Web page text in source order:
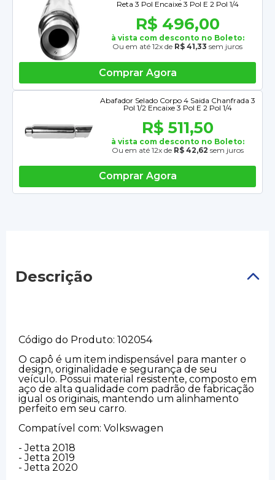
Reta 3 Pol Encaixe 3 Pol E 2 Pol 1/4
R$ 496,00
à vista com desconto no Boleto:
Ou em até 12x de R$ 41,33 sem juros
Comprar Agora
Abafador Selado Corpo 4 Saida Chanfrada 3
Pol 1/2 Encaixe 3 Pol E 2 Pol 1/4
R$ 511,50
à vista com desconto no Boleto:
Ou em até 12x de R$ 42,62 sem juros
Comprar Agora
Descrição
Código do Produto: 102054
O capô é um item indispensável para manter o
design, originalidade e segurança de seu
veículo. Possui material resistente, composto em
aço de alta qualidade com padrão de fabricação
igual os originais, mantendo um alinhamento
perfeito em seu carro.
Compatível com: Volkswagen
- Jetta 2018
- Jetta 2019
- Jetta 2020